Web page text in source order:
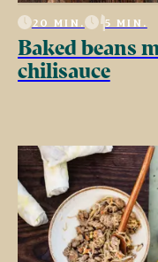
20 MIN. 5 MIN.
Baked beans
chilisauce